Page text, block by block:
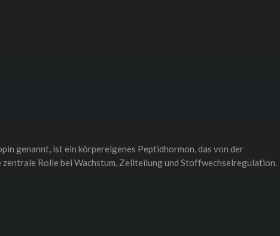
genannt, ist ein körpereigenes Peptidhormon, das von der
Rolle bei Wachstum, Zellteilung und Stoffwechselregulation.